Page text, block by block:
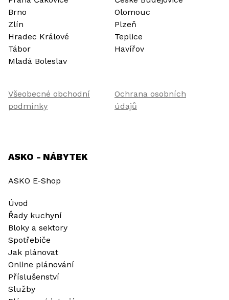
Brno
Zlín
Hradec Králové
Tábor
Mladá Boleslav
Olomouc
Plzeň
Teplice
Havířov
Všeobecné obchodní
podmínky
Ochrana osobních
údajů
ASKO - NÁBYTEK
ASKO E-Shop
Úvod
Řady kuchyní
Bloky a sektory
Spotřebiče
Jak plánovat
Online plánování
Příslušenství
Služby